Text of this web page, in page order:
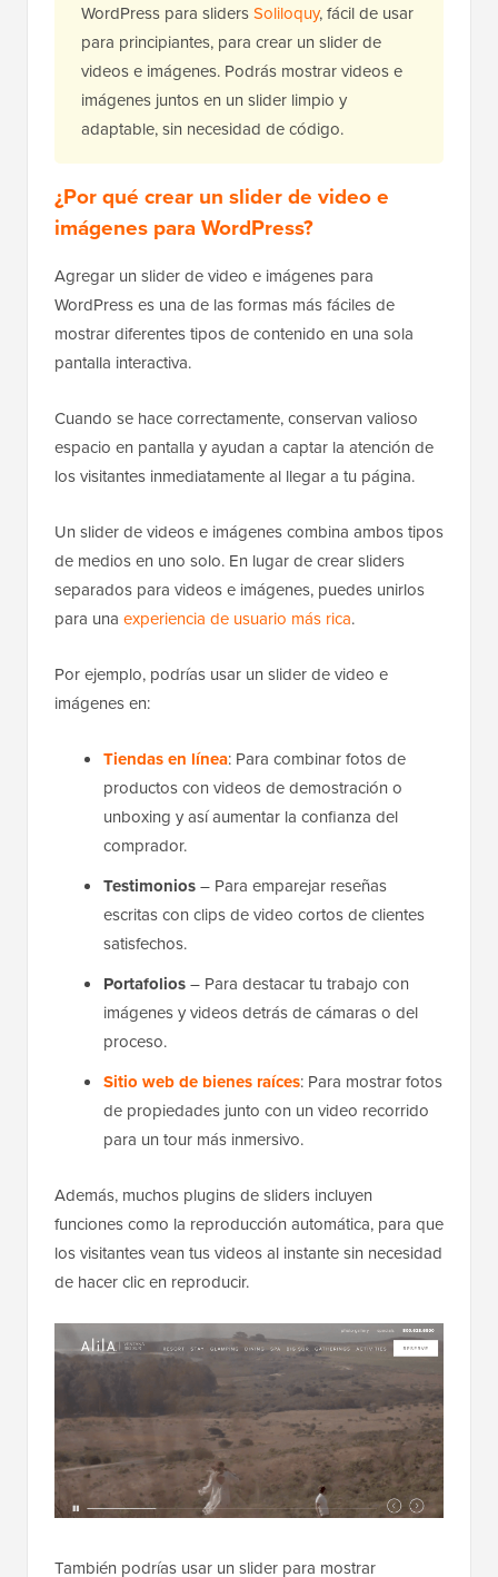
WordPress para slidersSoliloquy, fácil de usar
para principiantes, para crear un slider de
videos e imágenes. Podrás mostrar videos e
imágenes juntos en un slider limpio y
adaptable, sin necesidad de código.
¿Por qué crear un slider de video e
imágenes para WordPress?
Agregar un slider de video e imágenes para
WordPress es una de las formas más fáciles de
mostrar diferentes tipos de contenido en una sola
pantalla interactiva.
Cuando se hace correctamente, conservan valioso
espacio en pantalla y ayudan a captar la atención de
los visitantes inmediatamente al llegar a tu página.
Un slider de videos e imágenes combina ambos tipos
de medios en uno solo. En lugar de crear sliders
separados para videos e imágenes, puedes unirlos
para una experiencia de usuario más rica.
Por ejemplo, podrías usar un slider de video e
imágenes en:
Tiendas en línea: Para combinar fotos de
productos con videos de demostración o
unboxing y así aumentar la confianza del
comprador.
Testimonios– Para emparejar reseñas
escritas con clips de video cortos de clientes
satisfechos.
Portafolios– Para destacar tu trabajo con
imágenes y videos detrás de cámaras o del
proceso.
Sitio web de bienes raíces: Para mostrar fotos
de propiedades junto con un video recorrido
para un tour más inmersivo.
Además, muchos plugins de sliders incluyen
funciones como la reproducción automática, para que
los visitantes vean tus videos al instante sin necesidad
de hacer clic en reproducir.
También podrías usar un slider para mostrar